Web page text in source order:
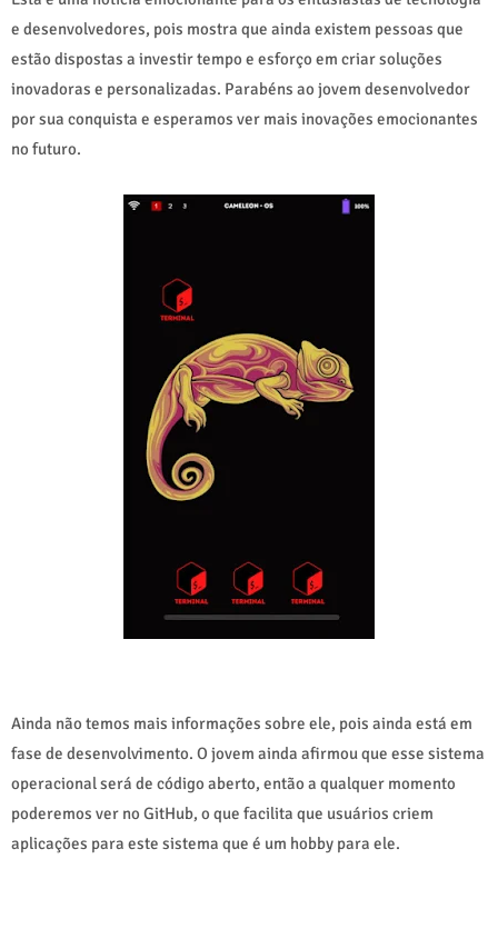
e desenvolvedores, pois mostra que ainda existem pessoas que
estão dispostas a investir tempo e esforço em criar soluções
inovadoras e personalizadas. Parabéns ao jovem desenvolvedor
por sua conquista e esperamos ver mais inovações emocionantes
no futuro.
Ainda não temos mais informações sobre ele, pois ainda está em
fase de desenvolvimento. O jovem ainda afirmou que esse sistema
operacional será de código aberto, então a qualquer momento
poderemos ver no GitHub, o que facilita que usuários criem
aplicações para este sistema que é um hobby para ele.